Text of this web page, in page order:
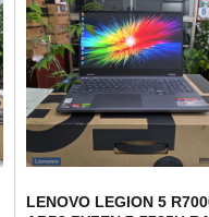
LENOVO LEGION 5